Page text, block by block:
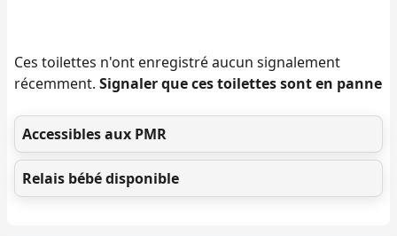
Ces toilettes n'ont enregistré aucun signalement
récemment. Signaler que ces toilettes sont en panne
Accessibles aux PMR
Relais bébé disponible